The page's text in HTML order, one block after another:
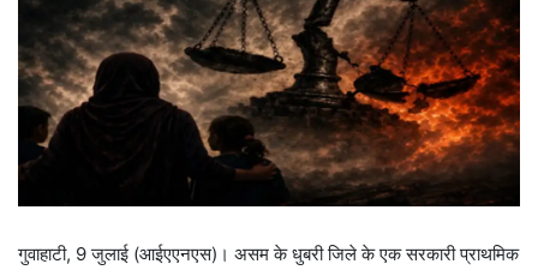
गुवाहाटी, 9 जुलाई (आईएएनएस)। असम के धुबरी जिले के एक सरकारी प्राथमिक